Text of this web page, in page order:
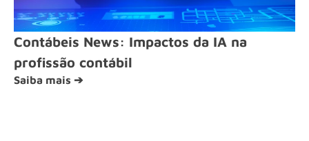
Contábeis News: Impactos da IA na
profissão contábil
Saiba mais ➔